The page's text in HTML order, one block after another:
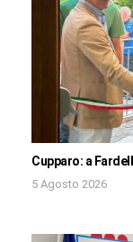
Cupparo: a
5 Agosto 2026